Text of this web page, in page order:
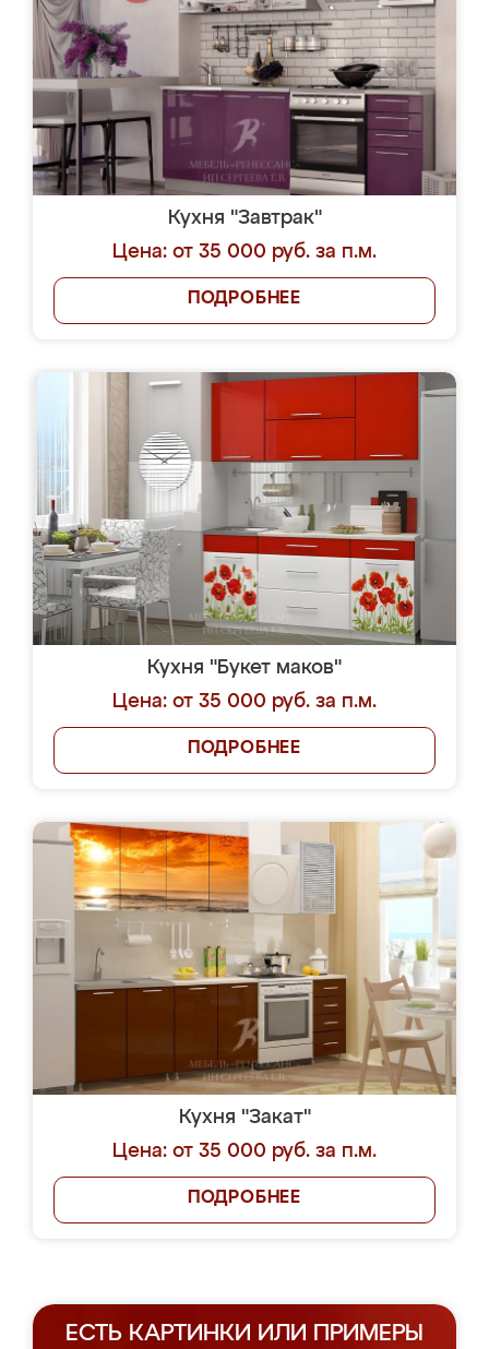
Кухня "Завтрак"
Цена: от 35 000 руб. за п.м.
ПОДРОБНЕЕ
Кухня "Букет маков"
Цена: от 35 000 руб. за п.м.
ПОДРОБНЕЕ
Кухня "Закат"
Цена: от 35 000 руб. за п.м.
ПОДРОБНЕЕ
ЕСТЬ КАРТИНКИ ИЛИ ПРИМЕРЫ